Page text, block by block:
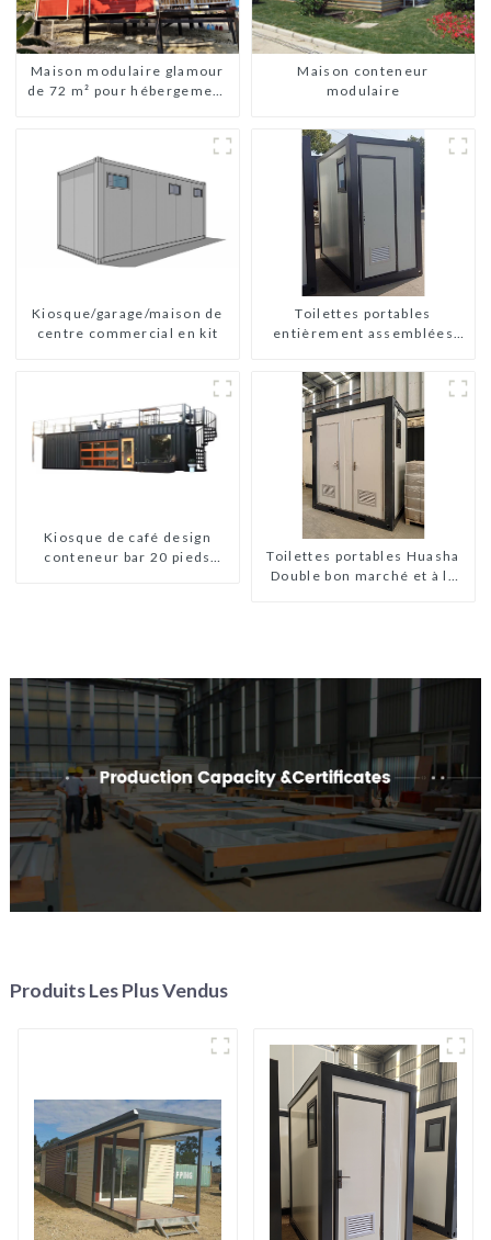
Maison modulaire glamour
de 72 m² pour hébergement
Maison conteneur
modulaire
Kiosque/garage/maison de
centre commercial en kit
Toilettes portables
entièrement assemblées
Kiosque de café design
conteneur bar 20 pieds
Toilettes portables Huasha
Double bon marché et à la
Produits Les Plus Vendus